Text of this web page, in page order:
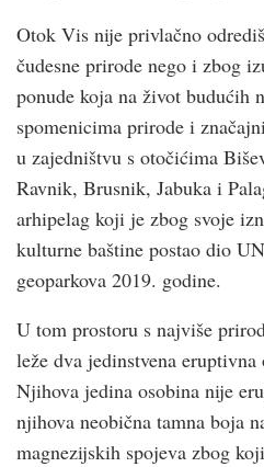
Otok Vis nije privlačno
čudesne prirode nego i zbog
ponude koja na život budućih
spomenicima prirode i
u zajedništvu s otočićima
Ravnik, Brusnik, Jabuka i
arhipelag koji je zbog svoje
kulturne baštine postao dio
geoparkova 2019. godine.
U tom prostoru s najviše
leže dva jedinstvena
Njihova jedina osobina nije
njihova neobična tamna boja
magnezijskih spojeva zbog